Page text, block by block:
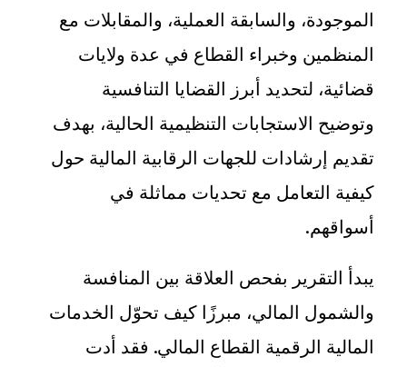
الموجودة، والسابقة العملية، والمقابلات مع
المنظمين وخبراء القطاع في عدة ولايات
قضائية، لتحديد أبرز القضايا التنافسية
وتوضيح الاستجابات التنظيمية الحالية، بهدف
تقديم إرشادات للجهات الرقابية المالية حول
كيفية التعامل مع تحديات مماثلة في
أسواقهم.
يبدأ التقرير بفحص العلاقة بين المنافسة
والشمول المالي، مبرزًا كيف تحوّل الخدمات
المالية الرقمية القطاع المالي. فقد أدت